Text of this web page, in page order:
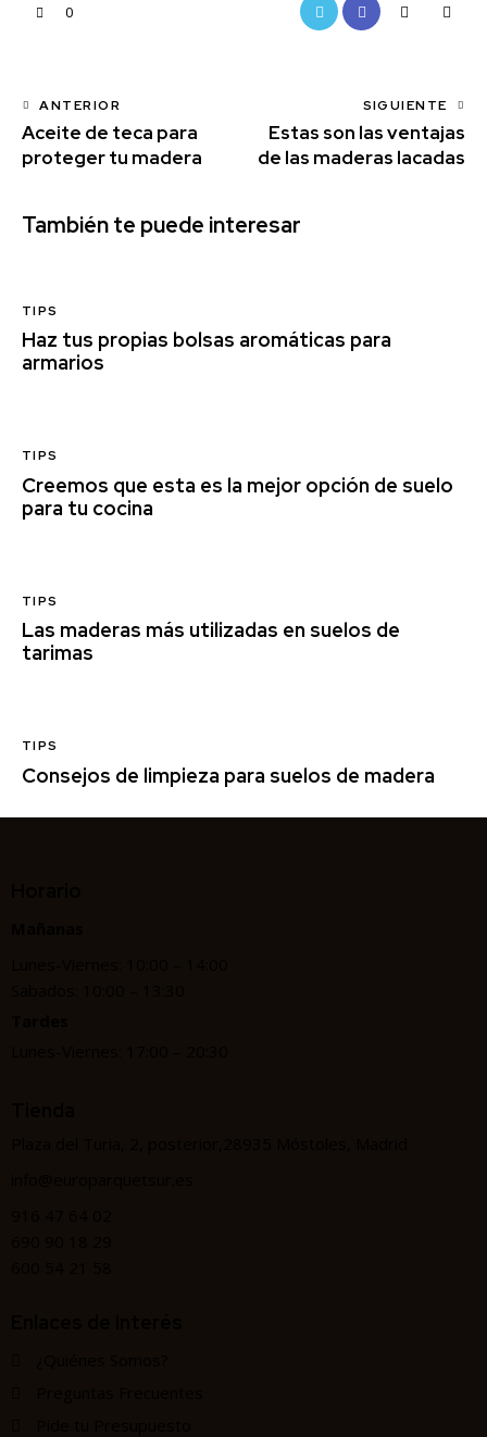
0
ANTERIOR
Aceite de teca para
proteger tu madera
SIGUIENTE
Estas son las ventajas
de las maderas lacadas
También te puede interesar
TIPS
Haz tus propias bolsas aromáticas para
armarios
TIPS
Creemos que esta es la mejor opción de suelo
para tu cocina
TIPS
Las maderas más utilizadas en suelos de
tarimas
TIPS
Consejos de limpieza para suelos de madera